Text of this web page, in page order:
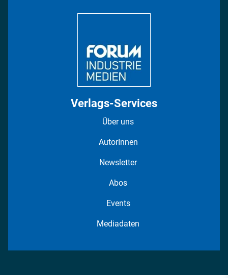
Verlags-Services
Über uns
AutorInnen
Newsletter
Abos
Events
Mediadaten